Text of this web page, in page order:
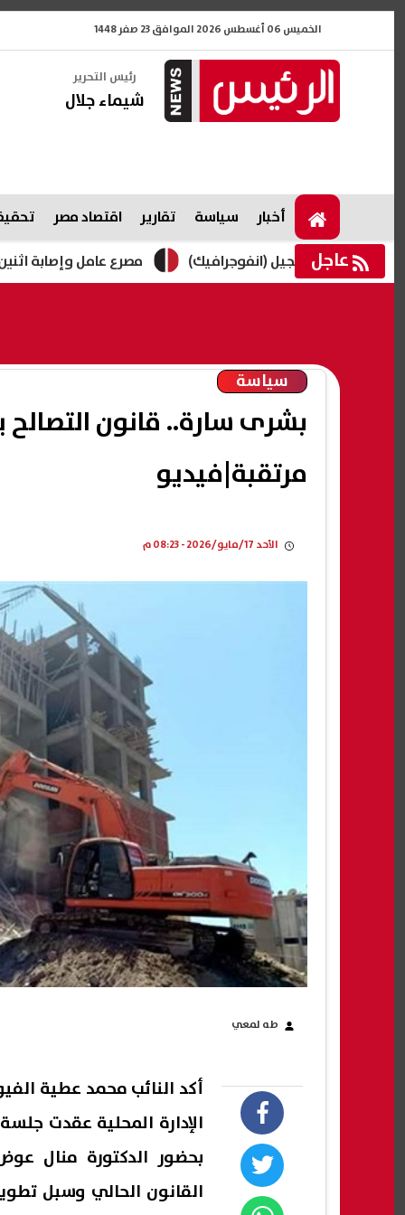
الخميس 06 أغسطس 2026 الموافق 23 صفر 1448
رئيس التحرير
شيماء جلال
أخبار سياسة تقارير اقتصاد مصر
عاجل مصرع عامل وإصابة اثنين باختناق
سياسة
بشرى سارة.. قانون
مرتقبة|فيديو
الأحد 17/مايو/2026 - 08:23 م
طه لمعي
أكد النائب محمد عطية
الإدارة المحلية عقدت
بحضور الدكتورة منال
القانون الحالي وسبل